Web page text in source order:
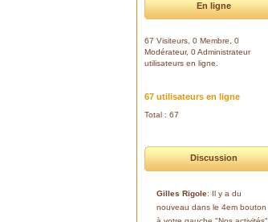
En ligne
67 Visiteurs, 0 Membre, 0
Modérateur, 0 Administrateur
utilisateurs en ligne.
67 utilisateurs en ligne
Total : 67
Discussion
Gilles Rigole: Il y a du
nouveau dans le 4em bouton